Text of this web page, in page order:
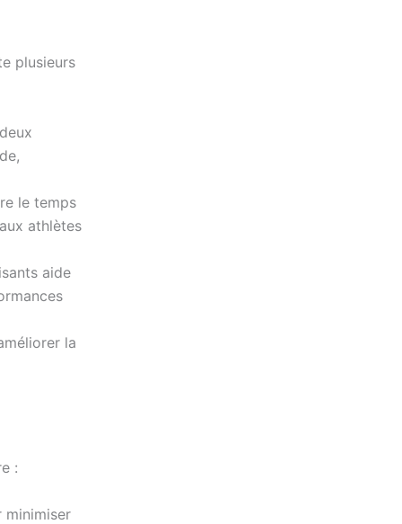
plusieurs
le temps
athlètes
aide
la
:
minimiser